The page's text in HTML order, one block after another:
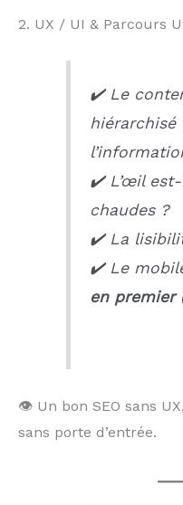
2. UX / UI & Parcours
✔️ Le
✔️ L’œil est-
chaudes ?
✔️ La
✔️ Le
en premier
👁️ Un bon SEO sans
sans porte d’entrée.